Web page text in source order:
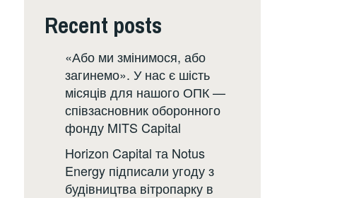
Recent posts
«Або ми змінимося, або
загинемо». У нас є шість
місяців для нашого ОПК —
співзасновник оборонного
фонду MITS Capital
Horizon Capital та Notus
Energy підписали угоду з
будівництва вітропарку в